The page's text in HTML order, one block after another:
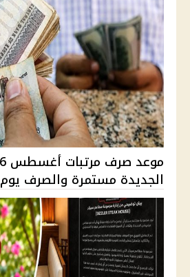
الجديدة مستمرة والصرف يوم 23 والح...